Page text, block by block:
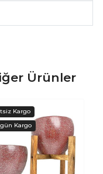
Ürünler